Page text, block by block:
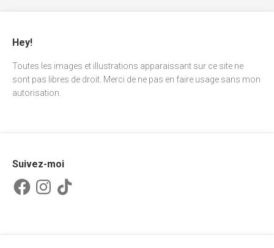
Hey!
Toutes les images et illustrations apparaissant sur ce site ne
sont pas libres de droit. Merci de ne pas en faire usage sans mon
autorisation.
Suivez-moi
FacebookInstagram
TikTok